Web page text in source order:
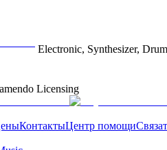
Electronic, Synthesizer,
Licensing
КонтактыЦентр помощи